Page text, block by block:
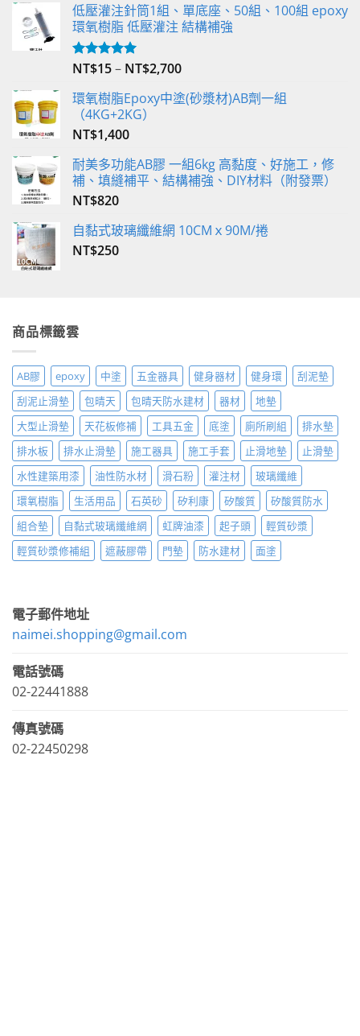
低壓灌注針筒1組、單底座、50組、100組 epoxy
環氧樹脂 低壓灌注 結構補強
評分5.00
NT$15– NT$2,700
環氧樹脂Epoxy中塗(砂漿材)AB劑一組
（4KG+2KG）
NT$1,400
耐美多功能AB膠 一組6kg 高黏度、好施工，修
補、填縫補平、結構補強、DIY材料（附發票）
NT$820
自黏式玻璃纖維網 10CMｘ90M/捲
NT$250
商品標籤雲
AB膠 epoxy 中塗 五金器具 健身器材 健身環
刮泥墊
刮泥止滑墊
包晴天 包晴天防水建材 器材
地墊
大型止滑墊
天花板修補 工具五金 底塗 廁所刷組
排水墊
排水板
排水止滑墊 施工器具 施工手套 止滑地墊
止滑墊
水性建築用漆
油性防水材 滑石粉 灌注材
玻璃纖維
環氧樹脂
生活用品 石英砂 矽利康 矽酸質
矽酸質防水
組合墊
自黏式玻璃纖維網 虹牌油漆 起子頭
輕質砂漿
輕質砂漿修補組
遮蔽膠帶 門墊 防水建材 面塗
電子郵件地址
naimei.shopping@gmail.com
電話號碼
02-22441888
傳真號碼
02-22450298